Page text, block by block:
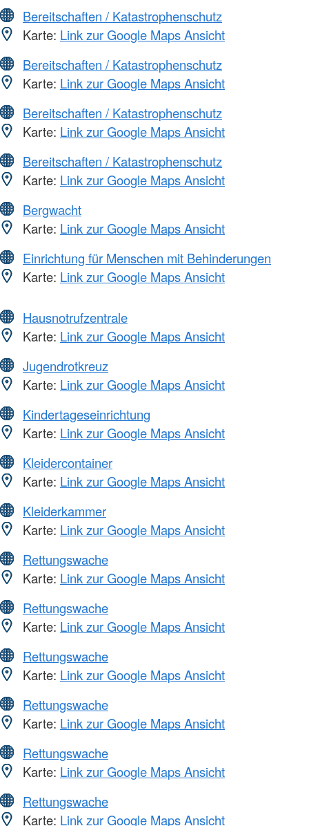
Bereitschaften / Katastrophenschutz
Karte: Link zur Google Maps Ansicht
Bereitschaften / Katastrophenschutz
Karte: Link zur Google Maps Ansicht
Bereitschaften / Katastrophenschutz
Karte: Link zur Google Maps Ansicht
Bereitschaften / Katastrophenschutz
Karte: Link zur Google Maps Ansicht
Bergwacht
Karte: Link zur Google Maps Ansicht
Einrichtung für Menschen mit Behinderungen
Karte: Link zur Google Maps Ansicht
Hausnotrufzentrale
Karte: Link zur Google Maps Ansicht
Jugendrotkreuz
Karte: Link zur Google Maps Ansicht
Kindertageseinrichtung
Karte: Link zur Google Maps Ansicht
Kleidercontainer
Karte: Link zur Google Maps Ansicht
Kleiderkammer
Karte: Link zur Google Maps Ansicht
Rettungswache
Karte: Link zur Google Maps Ansicht
Rettungswache
Karte: Link zur Google Maps Ansicht
Rettungswache
Karte: Link zur Google Maps Ansicht
Rettungswache
Karte: Link zur Google Maps Ansicht
Rettungswache
Karte: Link zur Google Maps Ansicht
Rettungswache
Karte: Link zur Google Maps Ansicht